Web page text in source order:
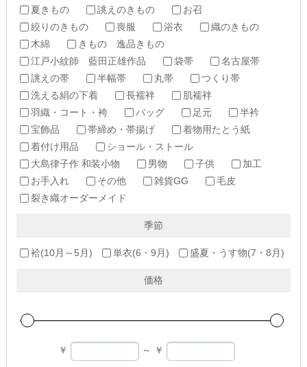
夏きもの
誂えのきもの
お召
絞りのきもの
喪服 浴衣
織のきもの
木綿
きもの 逸品きもの
江戸小紋師 藍田正雄作品
袋帯
名古屋帯
誂えの帯
半幅帯 丸帯
つくり帯
洗える絹の下着
長襦袢
肌襦袢
羽織・コート・袴
バッグ 足元
半衿
宝飾品
帯締め・帯揚げ
着物用たとう紙
着付け用品
ショール・ストール
大島律子作 和装小物
男物 子供
加工
お手入れ
その他 雑貨GG
毛皮
裂き織オーダーメイド
季節
袷(10月～5月) 単衣(6・9月) 盛夏・うす物(7・8月)
価格
￥ ～ ￥